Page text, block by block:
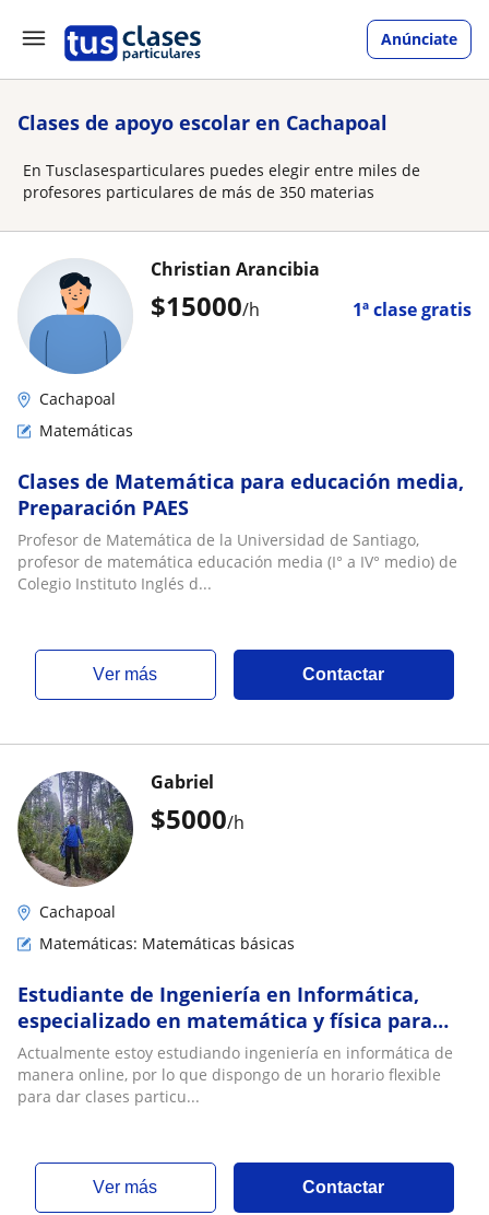
Anúnciate
Clases de apoyo escolar en Cachapoal
En Tusclasesparticulares puedes elegir entre miles de
profesores particulares de más de 350 materias
$15000/h 1ª clase gratis
Christian Arancibia
Cachapoal
Matemáticas
Clases de Matemática para educación media,
Preparación PAES
Profesor de Matemática de la Universidad de Santiago,
profesor de matemática educación media (I° a IV° medio) de
Colegio Instituto Inglés d...
ver más Contactar
$5000/h
Gabriel
Cachapoal
Matemáticas: Matemáticas básicas
Estudiante de Ingeniería en Informática,
especializado en matemática y física para
enseñanza básica y media
Actualmente estoy estudiando ingeniería en informática de
manera online, por lo que dispongo de un horario flexible
para dar clases particu...
ver más Contactar